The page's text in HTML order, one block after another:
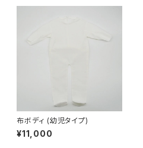
布ボディ (幼児タイプ)
¥11,000